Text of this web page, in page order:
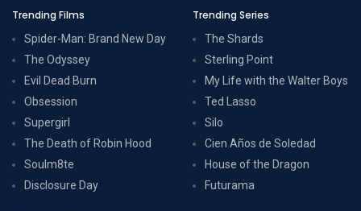
Trending Films
Spider-Man: Brand New Day
The Odyssey
Evil Dead Burn
Obsession
Supergirl
The Death of Robin Hood
Soulm8te
Disclosure Day
Trending Series
The Shards
Sterling Point
My Life with the Walter Boys
Ted Lasso
Silo
Cien Años de Soledad
House of the Dragon
Futurama